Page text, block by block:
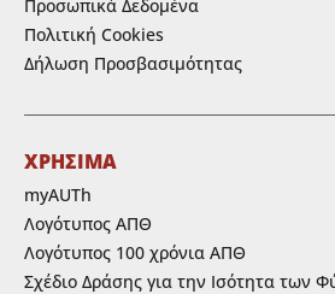
Προσωπικά Δεδομένα
Πολιτική Cookies
Δήλωση Προσβασιμότητας
ΧΡΗΣΙΜΑ
myAUTh
Λογότυπος ΑΠΘ
Λογότυπος 100 χρόνια ΑΠΘ
Σχέδιο Δράσης για την Ισότητα των